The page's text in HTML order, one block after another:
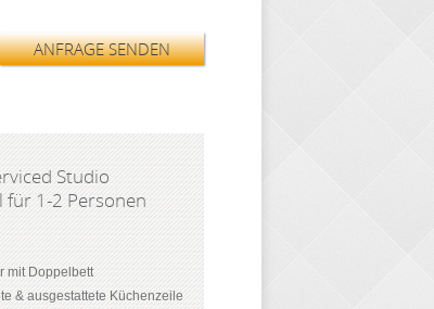
ANFRAGE SENDEN
Studio
1-2 Personen
mit Doppelbett
& ausgestattete Küchenzeile